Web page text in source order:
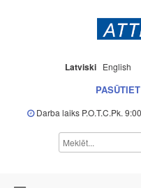
Latviski English
Darba laiks P.O.T.C.Pk.